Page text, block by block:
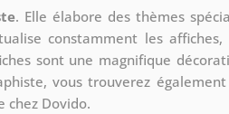
. Elle élabore des thèmes
constamment les
sont une magnifique
vous trouverez également
chez Dovido.